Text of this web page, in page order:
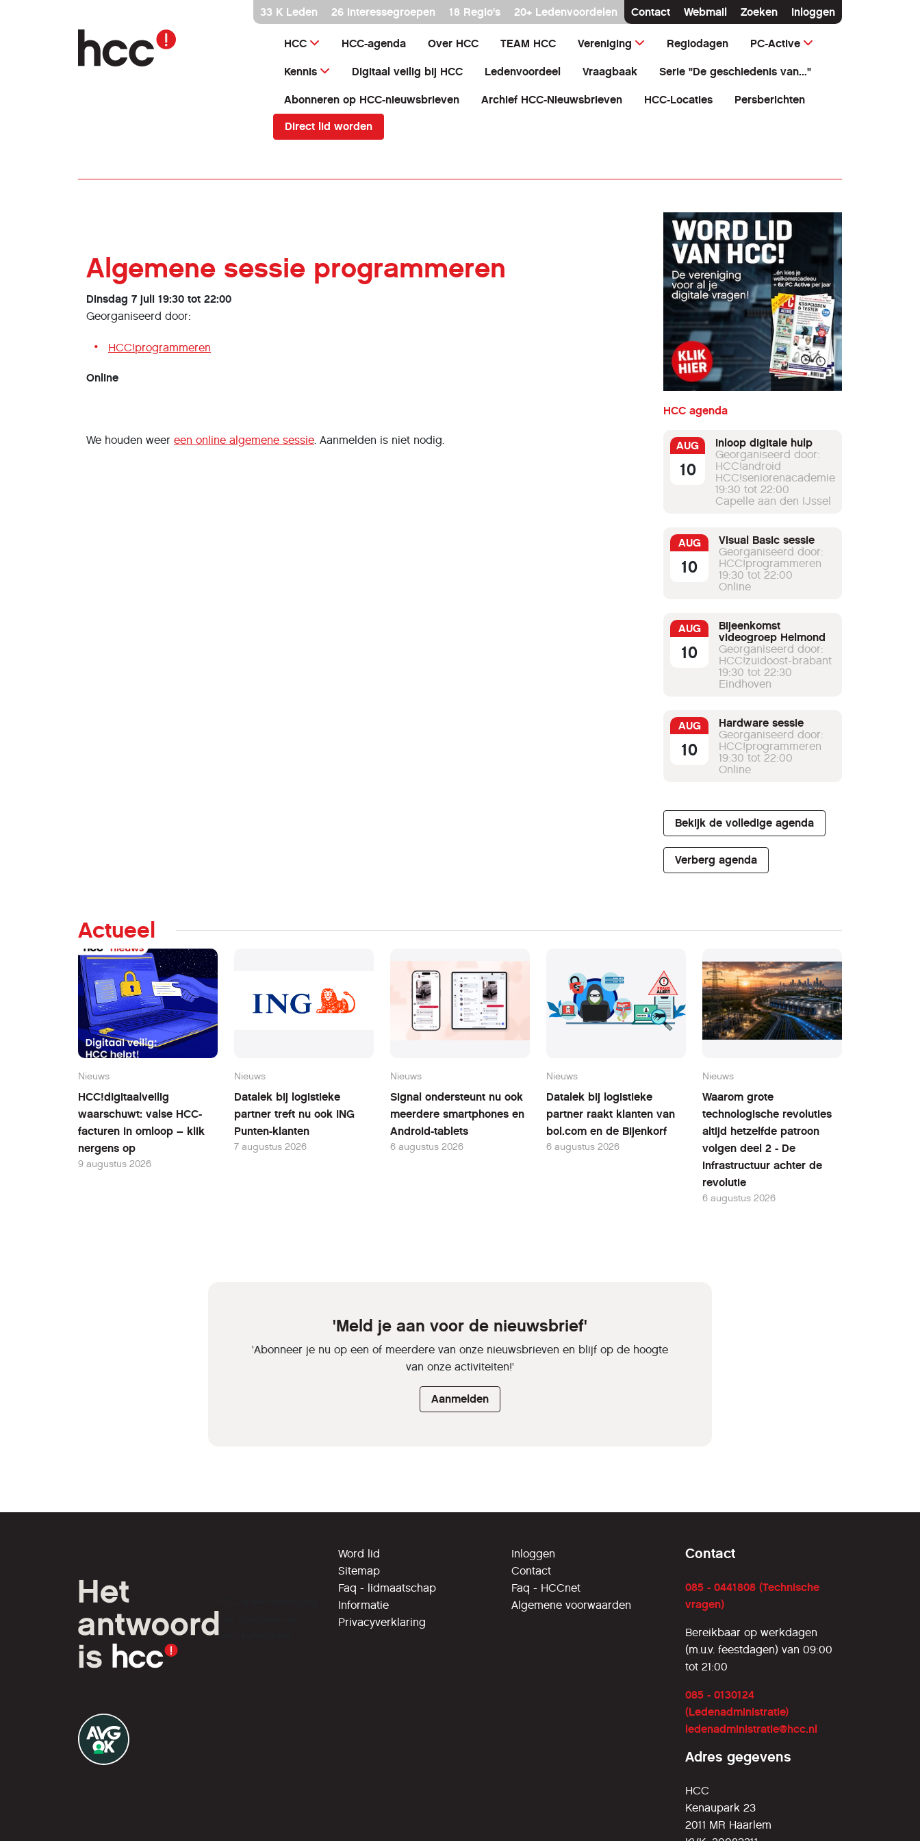
naar
inhoud
33 K Leden 26 interessegroepen 18 Regio's 20+ Ledenvoordelen Contact Webmail Zoeken Inloggen
HCC HCC-agenda Over HCC TEAM HCC Vereniging Regiodagen PC-Active
Kennis Digitaal veilig bij HCC Ledenvoordeel Vraagbaak Serie "De geschiedenis van..."
Abonneren op HCC-nieuwsbrieven Archief HCC-Nieuwsbrieven HCC-Locaties Persberichten
Direct lid worden
Algemene sessie programmeren
Dinsdag 7 juli 19:30 tot 22:00
Georganiseerd door:
HCC!programmeren
Online
We houden weer een online algemene sessie. Aanmelden is niet nodig.
HCC agenda
AUG
10
Inloop digitale hulp
Georganiseerd door:
HCC!android
HCC!seniorenacademie
19:30 tot 22:00
Capelle aan den IJssel
AUG
10
Visual Basic sessie
Georganiseerd door:
HCC!programmeren
19:30 tot 22:00
Online
AUG
10
Bijeenkomst
videogroep Helmond
Georganiseerd door:
HCC!zuidoost-brabant
19:30 tot 22:30
Eindhoven
AUG
10
Hardware sessie
Georganiseerd door:
HCC!programmeren
19:30 tot 22:00
Online
Bekijk de volledige agenda
Verberg agenda
Actueel
Nieuws
HCC!digitaalveilig
waarschuwt: valse HCC-
facturen in omloop – klik
nergens op
9 augustus 2026
Nieuws
Datalek bij logistieke
partner treft nu ook ING
Punten-klanten
7 augustus 2026
Nieuws
Signal ondersteunt nu ook
meerdere smartphones en
Android-tablets
6 augustus 2026
Nieuws
Datalek bij logistieke
partner raakt klanten van
bol.com en de Bijenkorf
6 augustus 2026
Nieuws
Waarom grote
technologische revoluties
altijd hetzelfde patroon
volgen deel 2 - De
infrastructuur achter de
revolutie
6 augustus 2026
'Meld je aan voor de nieuwsbrief'
'Abonneer je nu op een of meerdere van onze nieuwsbrieven en blijf op de hoogte
van onze activiteiten!'
Aanmelden
tech-liefhebbers.
Word lid
Sitemap
Faq - lidmaatschap
Informatie
Privacyverklaring
Inloggen
Contact
Faq - HCCnet
Algemene voorwaarden
Contact
085 - 0441808 (Technische
vragen)
Bereikbaar op werkdagen
(m.u.v. feestdagen) van 09:00
tot 21:00
085 - 0130124
(Ledenadministratie)
ledenadministratie@hcc.nl
Adres gegevens
HCC
Kenaupark 23
2011 MR Haarlem